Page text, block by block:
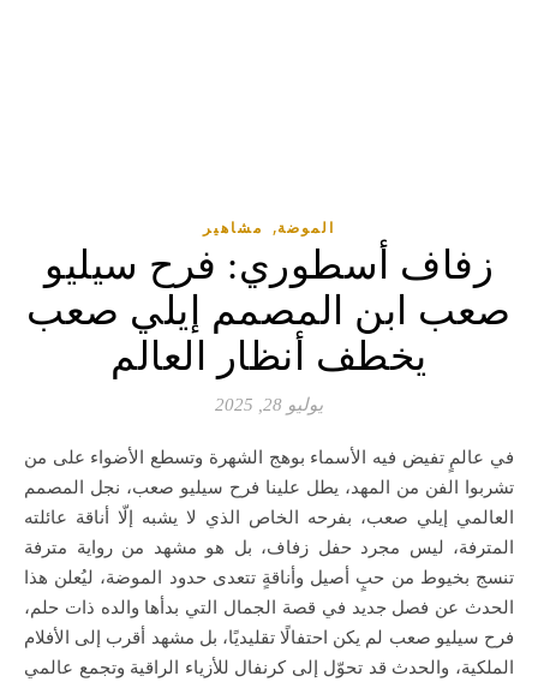
الموضة, مشاهير
زفاف أسطوري: فرح سيليو
صعب ابن المصمم إيلي صعب
يخطف أنظار العالم
يوليو 28, 2025
في عالمٍ تفيض فيه الأسماء بوهج الشهرة وتسطع الأضواء على من
تشربوا الفن من المهد، يطل علينا فرح سيليو صعب، نجل المصمم
العالمي إيلي صعب، بفرحه الخاص الذي لا يشبه إلّا أناقة عائلته
المترفة، ليس مجرد حفل زفاف، بل هو مشهد من رواية مترفة
تنسج بخيوط من حبٍ أصيل وأناقةٍ تتعدى حدود الموضة، ليُعلن هذا
الحدث عن فصل جديد في قصة الجمال التي بدأها والده ذات حلم،
فرح سيليو صعب لم يكن احتفالًا تقليديًا، بل مشهد أقرب إلى الأفلام
الملكية، والحدث قد تحوّل إلى كرنفال للأزياء الراقية وتجمع عالمي